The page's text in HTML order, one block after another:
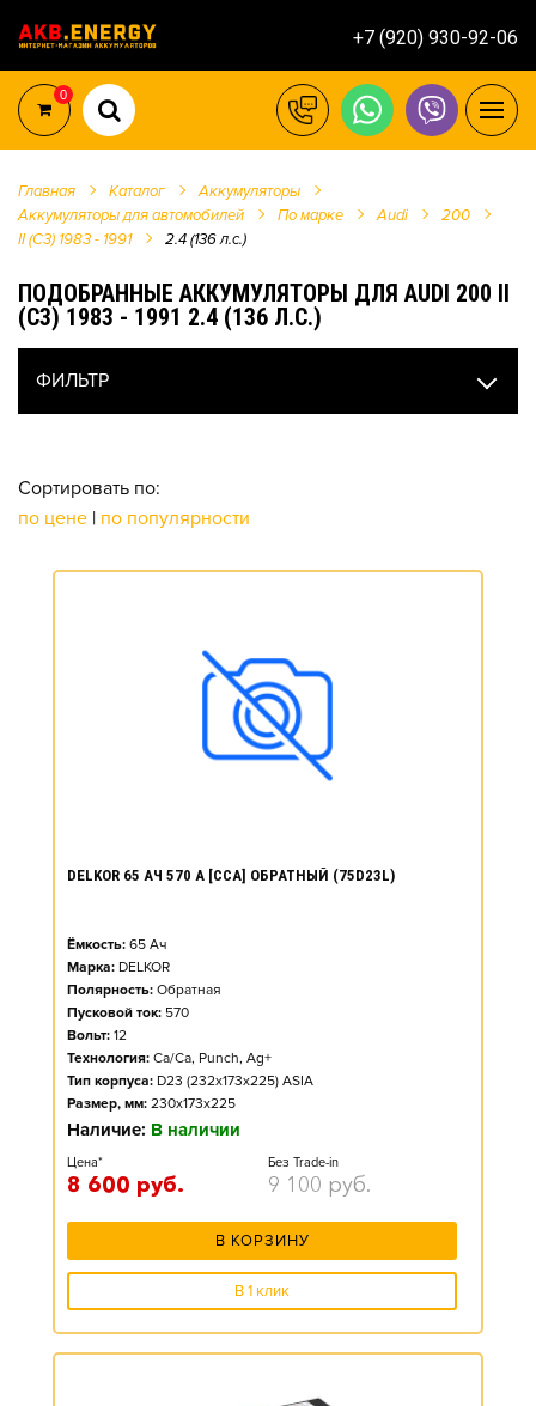
+7 (920) 930-92-06
0
Главная Каталог
Аккумуляторы
Аккумуляторы для автомобилей
По марке Audi
200
II (C3) 1983 - 1991
2.4 (136 л.с.)
ПОДОБРАННЫЕ АККУМУЛЯТОРЫ ДЛЯ AUDI 200 II
(C3) 1983 - 1991 2.4 (136 Л.С.)
ФИЛЬТР
Сортировать по:
по цене | по популярности
DELKOR 65 АЧ 570 А [CCA] ОБРАТНЫЙ (75D23L)
Ёмкость: 65 Ач
Марка: DELKOR
Полярность: Обратная
Пусковой ток: 570
Вольт: 12
Технология: Ca/Ca, Punch, Ag+
Тип корпуса: D23 (232x173x225) ASIA
Размер, мм: 230x173x225
Наличие: В наличии
Цена*
8 600 руб.
Без Trade-in
9 100 руб.
В КОРЗИНУ
В 1 клик